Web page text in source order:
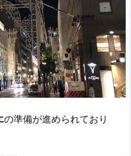
の準備が進められており